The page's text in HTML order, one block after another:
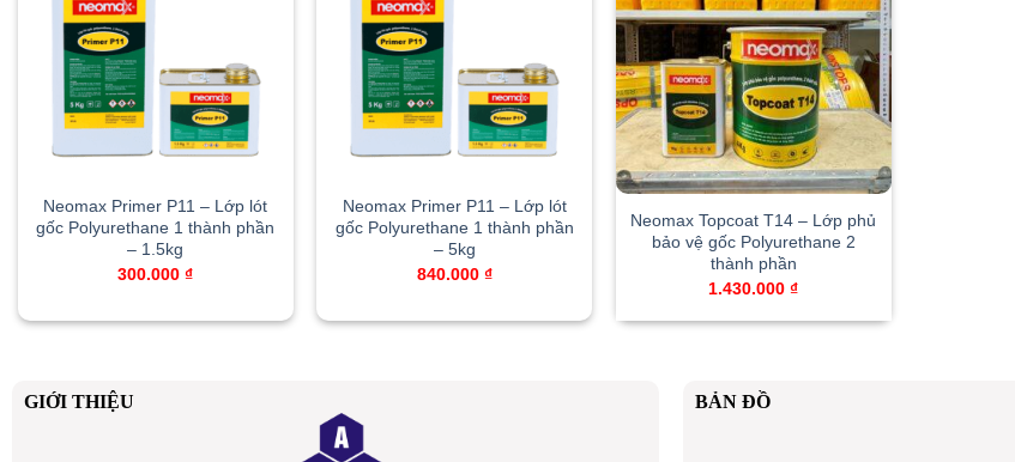
Neomax Primer P11 – Lớp lót
gốc Polyurethane 1 thành phần
– 1.5kg
300.000₫
Neomax Primer P11 – Lớp lót
gốc Polyurethane 1 thành phần
– 5kg
840.000 ₫
Neomax Topcoat T14 – Lớp phủ
bảo vệ gốc Polyurethane 2
thành phần
1.430.000₫
GIỚI THIỆU BẢN ĐỒ